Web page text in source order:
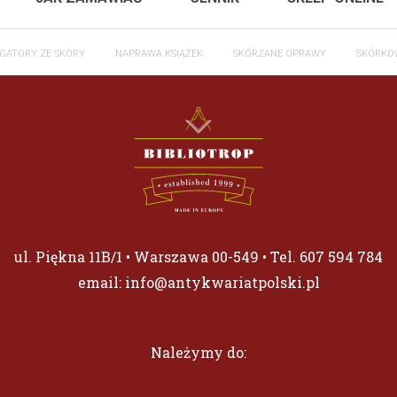
ZE SKÓRY NAPRAWA KSIĄŻEK SKÓRZANE OPRAWY
ul. Piękna 11B/1 • Warszawa 00-549 • Tel. 607 594 784
email: info@antykwariatpolski.pl
Należymy do: